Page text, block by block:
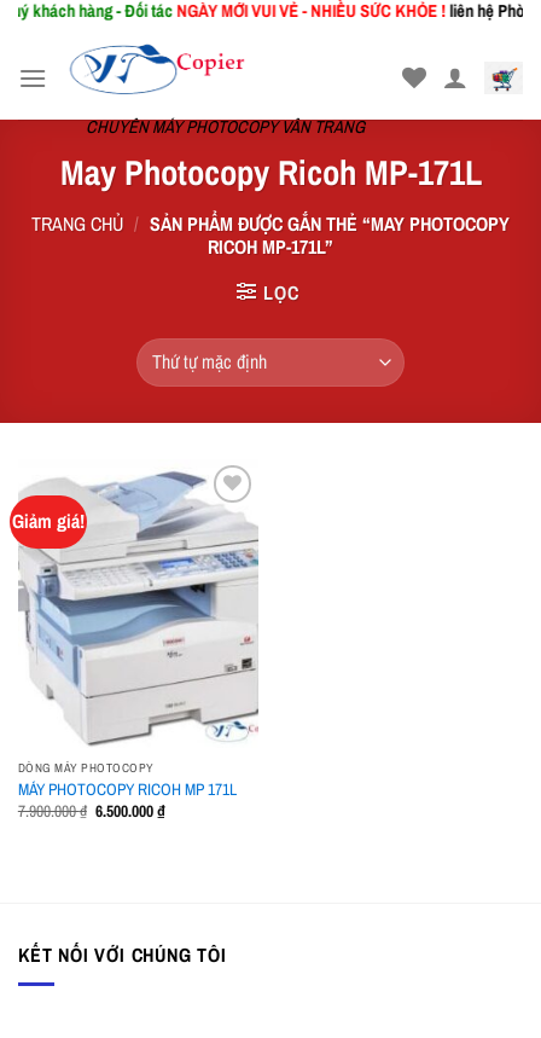
Skip
content
khách hàng - Đối tácNGÀY MỚIVUI VẺ - NHIỀU SỨC KHỎE !liên hệ Phòng
CHUYÊN MÁY PHOTOCOPY VÂN TRANG
May Photocopy Ricoh MP-171L
TRANG CHỦ / SẢN PHẨM ĐƯỢC GẮN THẺ “MAY PHOTOCOPY
RICOH MP-171L”
LỌC
Giảm giá!
Add to
wishlist
DÒNG MÁY PHOTOCOPY
MÁY PHOTOCOPY RICOH MP 171L
7.900.000₫ Giá
gốc
6.500.000₫Giá
hiện
KẾT NỐI VỚI CHÚNG TÔI